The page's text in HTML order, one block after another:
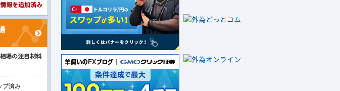
報を追加済み
場の注目材料
プ済み